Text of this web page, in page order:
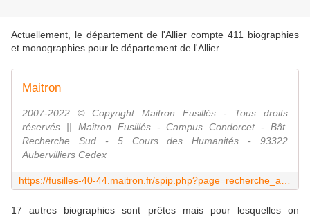
Actuellement, le département de l'Allier compte 411 biographies
et monographies pour le département de l'Allier.
Maitron
2007-2022 © Copyright Maitron Fusillés - Tous droits
réservés || Maitron Fusillés - Campus Condorcet - Bât.
Recherche Sud - 5 Cours des Humanités - 93322
Aubervilliers Cedex
17 autres biographies sont prêtes mais pour lesquelles on